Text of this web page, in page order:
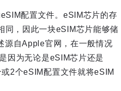
配置文件。eSIM芯片的存
同，因此一块eSIM芯片能够储
源自Apple官网，在一般情况
因为无论是eSIM芯片还是
2个eSIM配置文件就将eSIM